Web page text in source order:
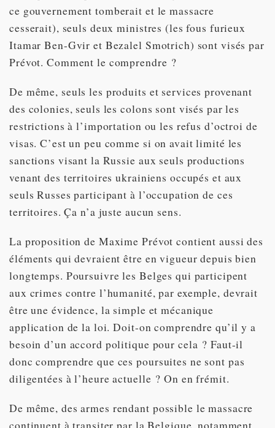
ce gouvernement tomberait et le massacre
cesserait), seuls deux ministres (les fous furieux
Itamar Ben-Gvir et Bezalel Smotrich) sont visés par
Prévot. Comment le comprendre ?
De même, seuls les produits et services provenant
des colonies, seuls les colons sont visés par les
restrictions à l’importation ou les refus d’octroi de
visas. C’est un peu comme si on avait limité les
sanctions visant la Russie aux seuls productions
venant des territoires ukrainiens occupés et aux
seuls Russes participant à l’occupation de ces
territoires. Ça n’a juste aucun sens.
La proposition de Maxime Prévot contient aussi des
éléments qui devraient être en vigueur depuis bien
longtemps. Poursuivre les Belges qui participent
aux crimes contre l’humanité, par exemple, devrait
être une évidence, la simple et mécanique
application de la loi. Doit-on comprendre qu’il y a
besoin d’un accord politique pour cela ? Faut-il
donc comprendre que ces poursuites ne sont pas
diligentées à l’heure actuelle ? On en frémit.
De même, des armes rendant possible le massacre
continuent à transiter par la Belgique, notamment